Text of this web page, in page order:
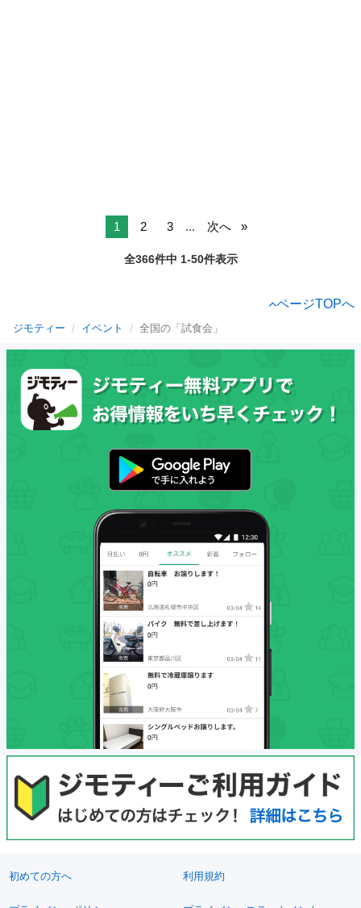
1 2 3 ... 次へ
全366件中 1-50件表示
ページTOPへ
ジモティー イベント 全国の「試食会」
初めての方へ 利用規約